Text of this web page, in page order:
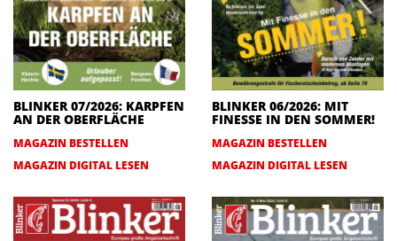
BLINKER 07/2026: KARPFEN
AN DER OBERFLÄCHE
MAGAZIN BESTELLEN
MAGAZIN DIGITAL LESEN
BLINKER 06/2026: MIT
FINESSE IN DEN SOMMER!
MAGAZIN BESTELLEN
MAGAZIN DIGITAL LESEN